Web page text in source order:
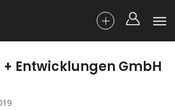
+ Entwicklungen GmbH